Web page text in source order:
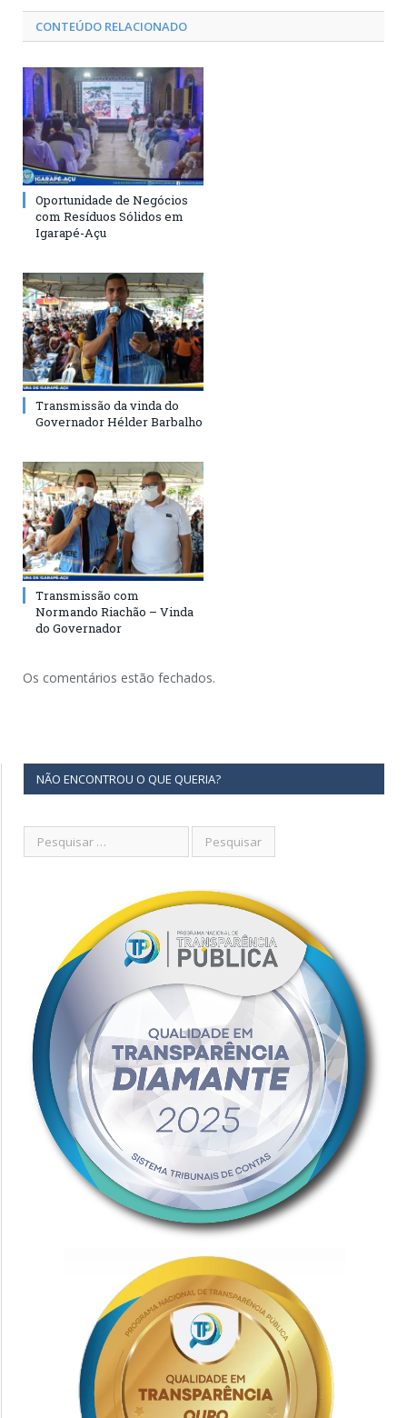
CONTEÚDO RELACIONADO
Oportunidade de Negócios
com Resíduos Sólidos em
Igarapé-Açu
Transmissão da vinda do
Governador Hélder Barbalho
Transmissão com
Normando Riachão – Vinda
do Governador
Os comentários estão fechados.
NÃO ENCONTROU O QUE QUERIA?